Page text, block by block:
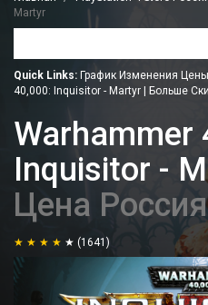
Martyr
Quick Links: График Изменения Цены
40,000: Inquisitor - Martyr
Больше
Warhammer
Inquisitor -
Цена Россия
(1641)